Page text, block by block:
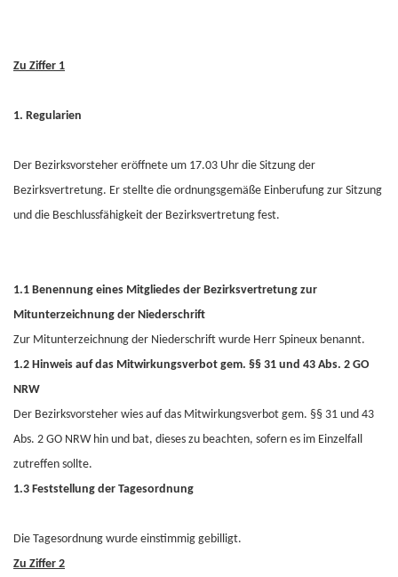
Zu Ziffer 1
1. Regularien
Der Bezirksvorsteher eröffnete um 17.03 Uhr die Sitzung der
Bezirksvertretung. Er stellte die ordnungsgemäße Einberufung zur Sitzung
und die Beschlussfähigkeit der Bezirksvertretung fest.
1.1 Benennung eines Mitgliedes der Bezirksvertretung zur
Mitunterzeichnung der Niederschrift
Zur Mitunterzeichnung der Niederschrift wurde Herr Spineux benannt.
1.2 Hinweis auf das Mitwirkungsverbot gem. §§ 31 und 43 Abs. 2 GO
NRW
Der Bezirksvorsteher wies auf das Mitwirkungsverbot gem. §§ 31 und 43
Abs. 2 GO NRW hin und bat, dieses zu beachten, sofern es im Einzelfall
zutreffen sollte.
1.3 Feststellung der Tagesordnung
Die Tagesordnung wurde einstimmig gebilligt.
Zu Ziffer 2